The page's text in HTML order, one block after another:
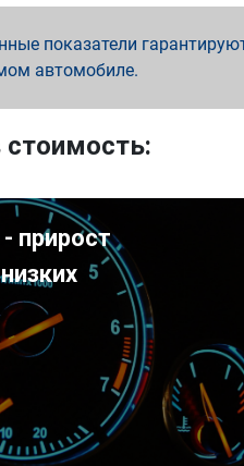
показатели
автомобиле.
прирост